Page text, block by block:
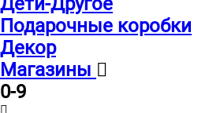
Подарочные коробки
Декор
Магазины
0-9